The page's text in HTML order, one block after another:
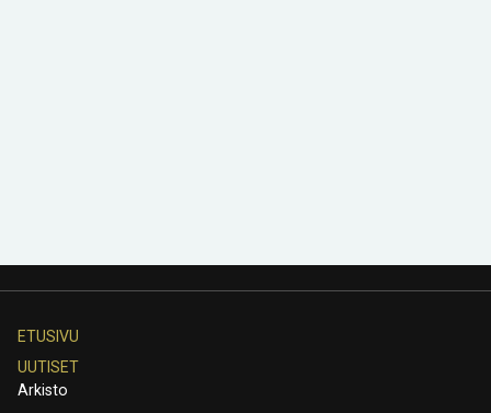
ETUSIVU
UUTISET
Arkisto